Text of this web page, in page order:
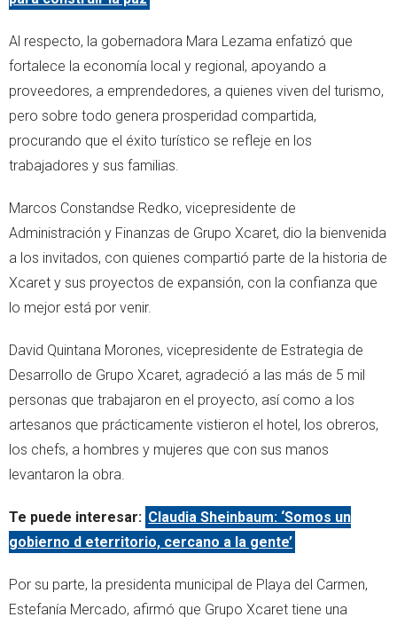
Al respecto, la gobernadora Mara Lezama enfatizó que
fortalece la economía local y regional, apoyando a
proveedores, a emprendedores, a quienes viven del turismo,
pero sobre todo genera prosperidad compartida,
procurando que el éxito turístico se refleje en los
trabajadores y sus familias.
Marcos Constandse Redko, vicepresidente de
Administración y Finanzas de Grupo Xcaret, dio la bienvenida
a los invitados, con quienes compartió parte de la historia de
Xcaret y sus proyectos de expansión, con la confianza que
lo mejor está por venir.
David Quintana Morones, vicepresidente de Estrategia de
Desarrollo de Grupo Xcaret, agradeció a las más de 5 mil
personas que trabajaron en el proyecto, así como a los
artesanos que prácticamente vistieron el hotel, los obreros,
los chefs, a hombres y mujeres que con sus manos
levantaron la obra.
Te puede interesar: Claudia Sheinbaum: ‘Somos un
gobierno d eterritorio, cercano a la gente’
Por su parte, la presidenta municipal de Playa del Carmen,
Estefanía Mercado, afirmó que Grupo Xcaret tiene una